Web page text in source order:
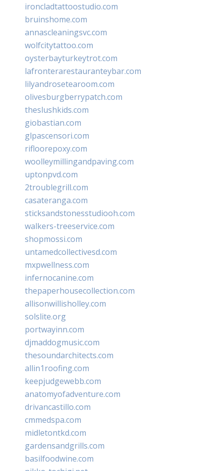
ironcladtattoostudio.com
bruinshome.com
annascleaningsvc.com
wolfcitytattoo.com
oysterbayturkeytrot.com
lafronterarestauranteybar.com
lilyandrosetearoom.com
olivesburgberrypatch.com
theslushkids.com
giobastian.com
glpascensori.com
rifloorepoxy.com
woolleymillingandpaving.com
uptonpvd.com
2troublegrill.com
casateranga.com
sticksandstonesstudiooh.com
walkers-treeservice.com
shopmossi.com
untamedcollectivesd.com
mxpwellness.com
infernocanine.com
thepaperhousecollection.com
allisonwillisholley.com
solslite.org
portwayinn.com
djmaddogmusic.com
thesoundarchitects.com
allin1roofing.com
keepjudgewebb.com
anatomyofadventure.com
drivancastillo.com
cmmedspa.com
midletontkd.com
gardensandgrills.com
basilfoodwine.com